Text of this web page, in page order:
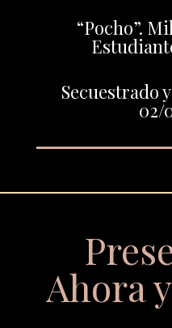
“Pocho”.
Secuestrado
02/
Ahora